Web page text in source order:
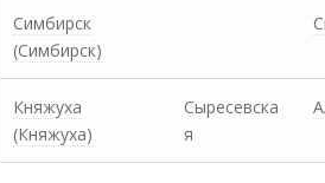
Симбирск
(Симбирск)
Княжуха
(Княжуха)
Сыресевска
я